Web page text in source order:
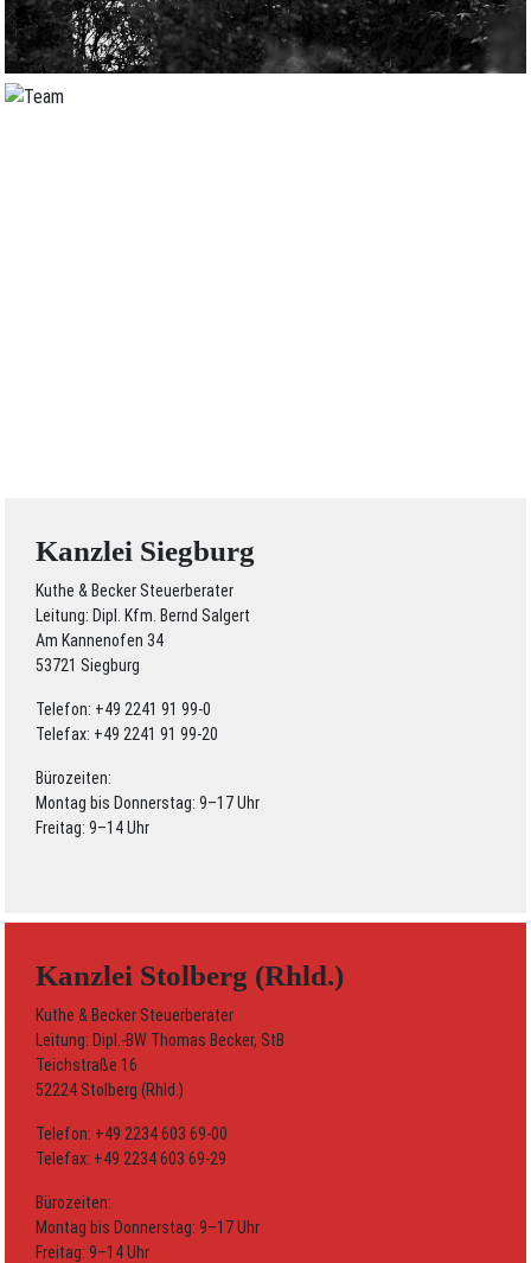
Kanzlei Siegburg
Kuthe & Becker Steuerberater
Leitung: Dipl. Kfm. Bernd Salgert
Am Kannenofen 34
53721 Siegburg
Telefon: +49 2241 91 99-0
Telefax: +49 2241 91 99-20
Bürozeiten:
Montag bis Donnerstag: 9–17 Uhr
Freitag: 9–14 Uhr
Kanzlei Stolberg (Rhld.)
Kuthe & Becker Steuerberater
Leitung: Dipl.-BW Thomas Becker, StB
Teichstraße 16
52224 Stolberg (Rhld.)
Telefon: +49 2234 603 69-00
Telefax: +49 2234 603 69-29
Bürozeiten:
Montag bis Donnerstag: 9–17 Uhr
Freitag: 9–14 Uhr